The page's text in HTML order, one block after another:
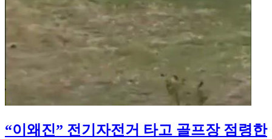
“이왜진” 전기자전거 타고 골프장 점령한